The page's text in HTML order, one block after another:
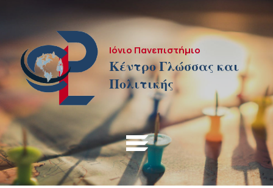
Ιόνιο Πανεπιστήμιο
Κέντρο Γλώσσας και
Πολιτικής